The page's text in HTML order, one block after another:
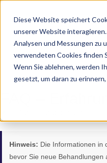
Diese Website speichert
unserer Website
Analysen und Messungen zu
verwendeten Cookies finden
Wenn Sie ablehnen, werden
gesetzt, um daran zu
19.07.2025
FAQ –
Hinweis: Die Informationen in
bevor Sie neue Behandlungen